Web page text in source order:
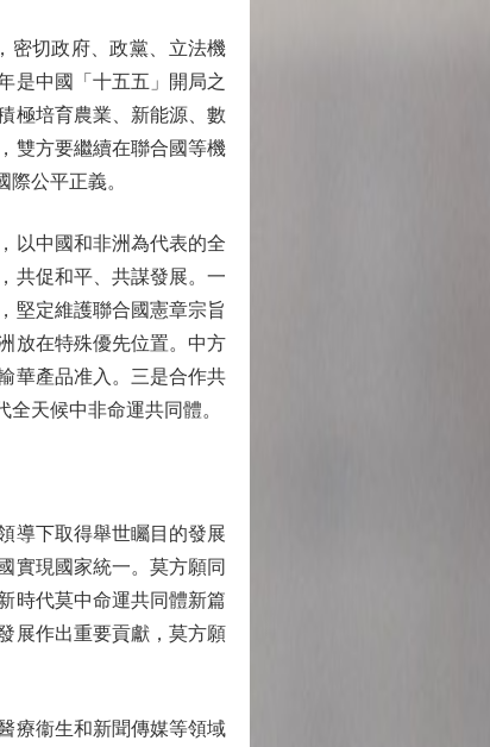
切政府、政黨、立法機
是中國「十五五」開局之
極培育農業、新能源、數
雙方要繼續在聯合國等機
公平正義。
以中國和非洲為代表的全
共促和平、共謀發展。一
堅定維護聯合國憲章宗旨
放在特殊優先位置。中方
華產品准入。三是合作共
天候中非命運共同體。
導下取得舉世矚目的發展
實現國家統一。莫方願同
時代莫中命運共同體新篇
展作出重要貢獻，莫方願
療衞生和新聞傳媒等領域